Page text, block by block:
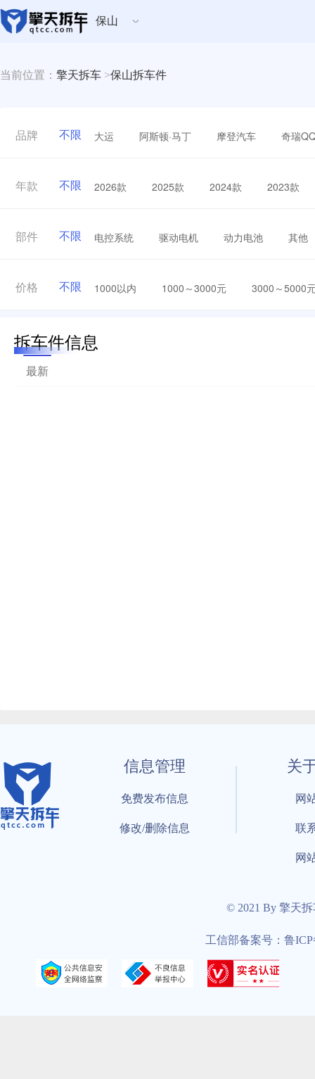
保山
当前位置： 擎天拆车 >保山拆车件
品牌 不限 大运 阿斯顿·马丁 摩登汽车 奇瑞
年款 不限 2026款 2025款 2024款 2023款
部件 不限 电控系统 驱动电机 动力电池 其他
价格 不限 1000以内 1000～3000元 3000～5000
拆车件信息
最新
信息管理
免费发布信息
修改/删除信息
关
网
联
网
© 2021 By 擎天
工信部备案号：鲁